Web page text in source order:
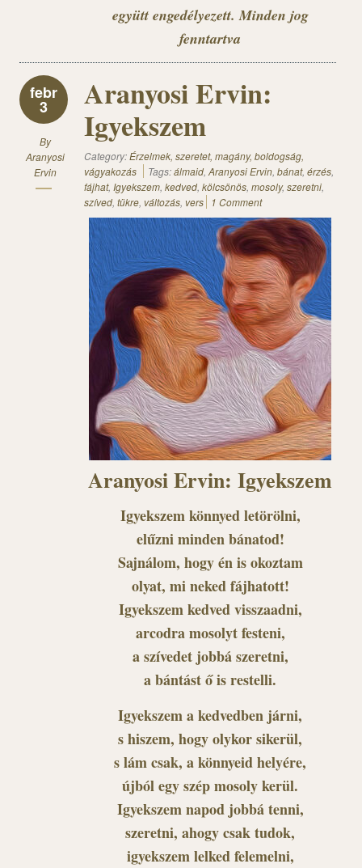
együtt engedélyezett. Minden jog
fenntartva
febr
3
By
Aranyosi
Ervin
Aranyosi Ervin:
Igyekszem
Category:Érzelmek, szeretet, magány, boldogság,
vágyakozás
Tags:álmaid, Aranyosi Ervin, bánat, érzés,
fájhat, Igyekszem, kedved, kölcsönös, mosoly, szeretni,
szíved, tükre, változás, vers 1 Comment
Aranyosi Ervin: Igyekszem
Igyekszem könnyed letörölni,
elűzni minden bánatod!
Sajnálom, hogy én is okoztam
olyat, mi neked fájhatott!
Igyekszem kedved visszaadni,
arcodra mosolyt festeni,
a szívedet jobbá szeretni,
a bántást ő is restelli.
Igyekszem a kedvedben járni,
s hiszem, hogy olykor sikerül,
s lám csak, a könnyeid helyére,
újból egy szép mosoly kerül.
Igyekszem napod jobbá tenni,
szeretni, ahogy csak tudok,
igyekszem lelked felemelni,